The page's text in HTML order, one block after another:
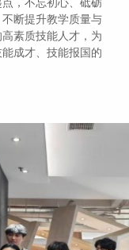
断提升教学质量与
素质技能人才，为
成才、技能报国的